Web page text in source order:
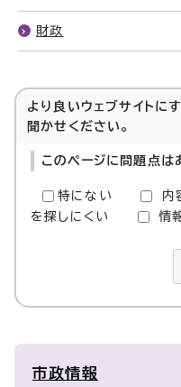
財政
より良いウェブサイトに
聞かせください。
このページに問題点は
特にない 内
を探しにくい
情
市政情報